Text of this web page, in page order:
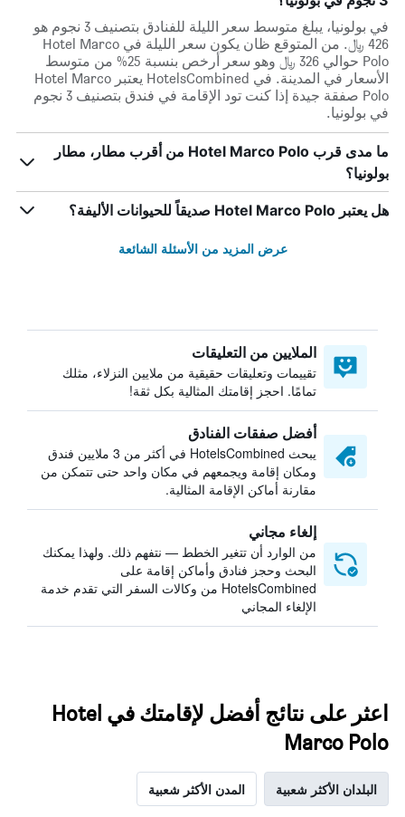
في بولونيا، يبلغ متوسط ​​سعر الليلة للفنادق بتصنيف 3 نجوم هو
426 ﷼. من المتوقع ظان يكون سعر الليلة في Hotel Marco
Polo حوالي 326 ﷼ وهو سعر أرخص بنسبة 25% من متوسط
الأسعار في المدينة. في HotelsCombined يعتبر Hotel Marco
Polo صفقة جيدة إذا كنت تود الإقامة في فندق بتصنيف 3 نجوم
في بولونيا.
ما مدى قرب Hotel Marco Polo من أقرب مطار، مطار
بولونيا؟
هل يعتبر Hotel Marco Polo صديقاً للحيوانات الأليفة؟
عرض المزيد من الأسئلة الشائعة
الملايين من التعليقات
تقييمات وتعليقات حقيقية من ملايين النزلاء، مثلك
تمامًا. احجز إقامتك المثالية بكل ثقة!
أفضل صفقات الفنادق
يبحث HotelsCombined في أكثر من 3 ملايين فندق
ومكان إقامة ويجمعهم في مكان واحد حتى تتمكن من
مقارنة أماكن الإقامة المثالية.
إلغاء مجاني
من الوارد أن تتغير الخطط — نتفهم ذلك. ولهذا يمكنك
البحث وحجز فنادق وأماكن إقامة على
HotelsCombined من وكالات السفر التي تقدم خدمة
الإلغاء المجاني
اعثر على نتائج أفضل لإقامتك في Hotel
Marco Polo
البلدان الأكثر شعبية المدن الأكثر شعبية